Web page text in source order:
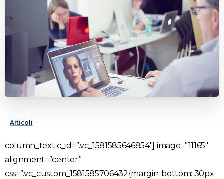
Articoli
column_text c_id=”.vc_1581585646854″] image=”11165″
alignment=”center”
css=”.vc_custom_1581585706432{margin-bottom: 30px